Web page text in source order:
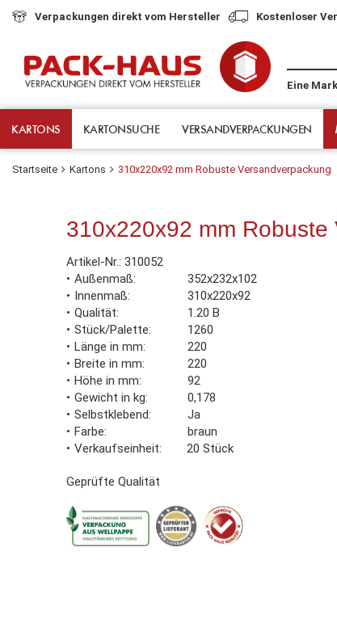
Verpackungen direkt vom Hersteller Kostenloser
Startseite Kartons 310x220x92 mm Robuste Versandverpackung
Eine
KARTONS KARTONSUCHE VERSANDVERPACKUNGEN
310x220x92 mm Robuste
Artikel-Nr.: 310052
Außenmaß
352x232x102
Innenmaß
310x220x92
Qualität
1.20 B
Stück/Palette
1260
Länge in mm
220
Breite in mm
220
Höhe in mm
92
Gewicht in kg
0,178
Selbstklebend
Ja
Farbe
braun
Verkaufseinheit
20 Stück
Geprüfte Qualität